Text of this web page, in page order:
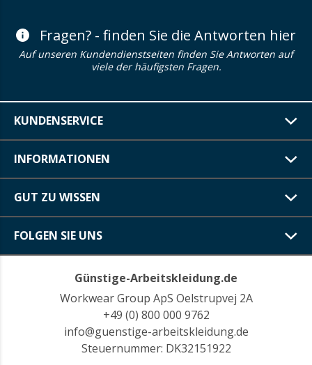
Fragen? - finden Sie die Antworten hier
Auf unseren Kundendienstseiten finden Sie Antworten auf
viele der häufigsten Fragen.
KUNDENSERVICE
INFORMATIONEN
GUT ZU WISSEN
FOLGEN SIE UNS
Günstige-Arbeitskleidung.de
Workwear Group ApS Oelstrupvej 2A
+49 (0) 800 000 9762
info@guenstige-arbeitskleidung.de
Steuernummer: DK32151922